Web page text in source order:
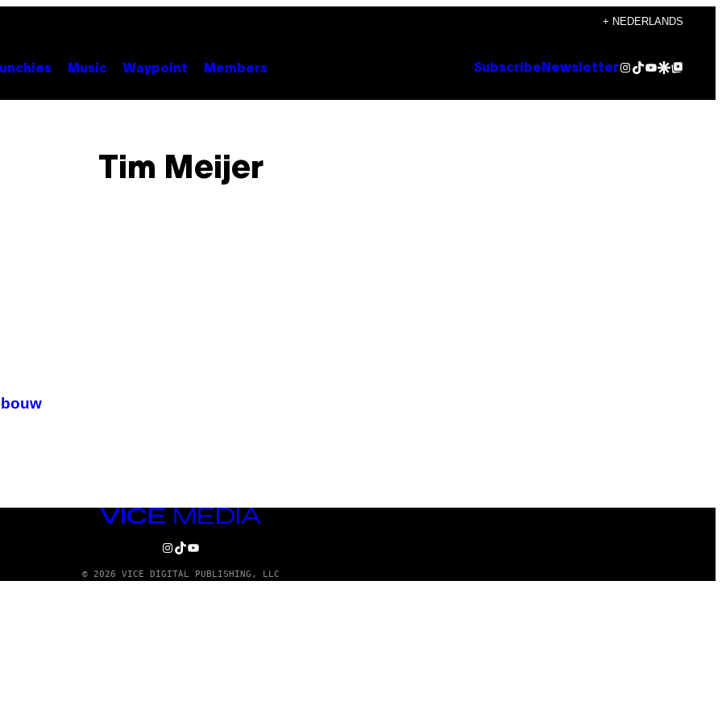
+ NEDERLANDS
Music Waypoint Members Subscribe NewsletterInstagram
TikTok
YouTube
Google Discover
Google Top Posts
Tim Meijer
VICE
INSTAGRAM
TIKTOK
YOUTUBE
© 2026 VICE DIGITAL PUBLISHING, LLC